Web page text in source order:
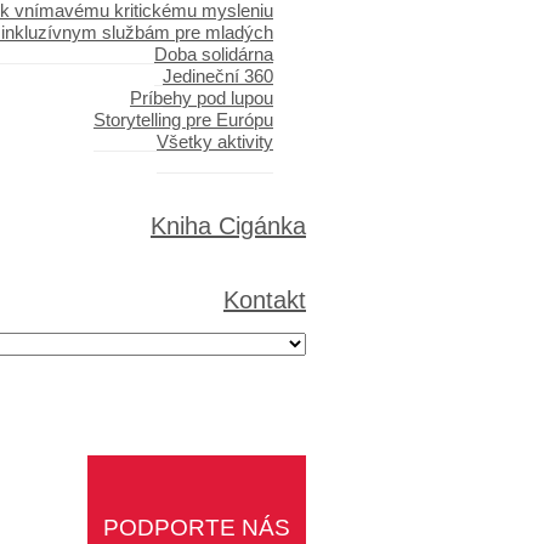
vnímavému kritickému mysleniu
službám pre mladých
Doba solidárna
Jedineční 360
Príbehy pod lupou
Storytelling pre Európu
Všetky aktivity
Kniha Cigánka
Kontakt
PODPORTE NÁS